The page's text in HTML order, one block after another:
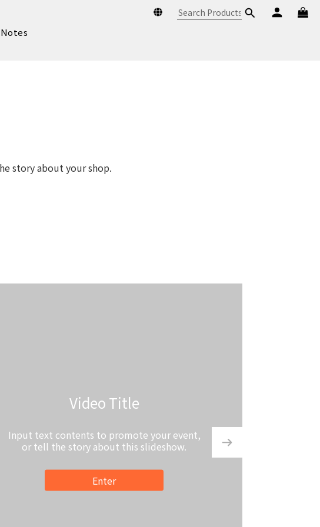
story about your shop.
Video Title
Input text contents to promote your event,
or tell the story about this slideshow.
Enter